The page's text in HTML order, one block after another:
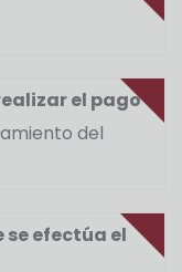
el pago
del
efectúa el